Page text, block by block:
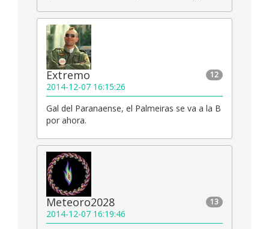
12
Extremo
2014-12-07 16:15:26
Gal del Paranaense, el Palmeiras se va a la B
por ahora.
13
Meteoro2028
2014-12-07 16:19:46